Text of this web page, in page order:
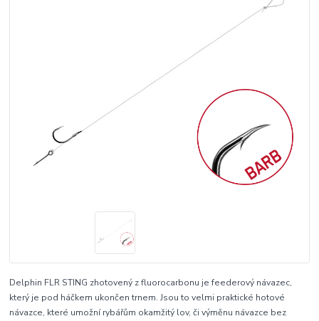
Delphin FLR STING zhotovený z fluorocarbonu je feederový návazec,
který je pod háčkem ukončen trnem. Jsou to velmi praktické hotové
návazce, které umožní rybářům okamžitý lov, či výměnu návazce bez